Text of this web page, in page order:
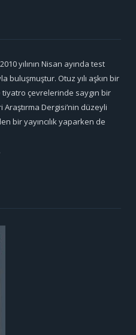
yılının Nisan ayında test
buluşmuştur. Otuz yılı aşkın bir
çevrelerinde saygın bir
Dergisi’nin düzeyli
bir yayıncılık yaparken de